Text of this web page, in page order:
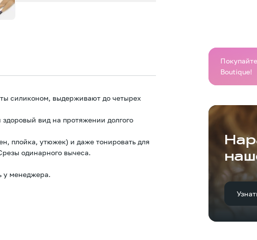
силиконом, выдерживают до четырех
вид на протяжении долгого
плойка, утюжек) и даже тонировать для
одинарного вычеса.
у менеджера.
Boutique!